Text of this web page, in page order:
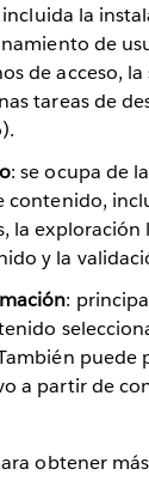
la
de
de acceso,
tareas de
: se ocupa de
contenido,
la exploración
y la
:
puede
a partir de
obtener